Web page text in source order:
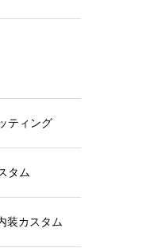
ティング
タム
装カスタム